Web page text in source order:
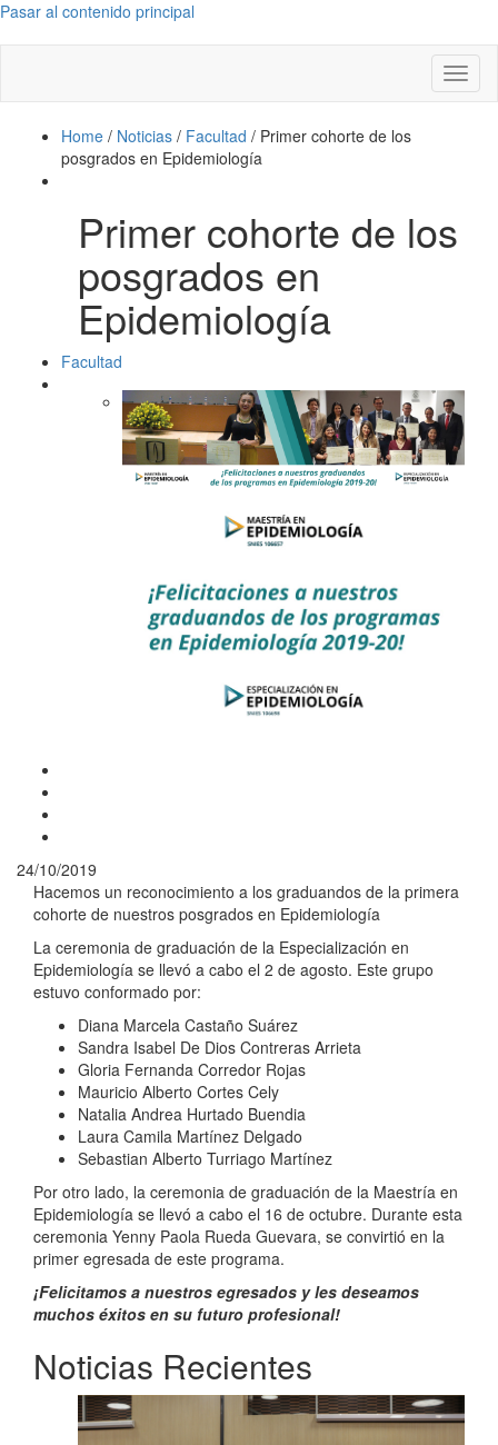
Pasar al contenido principal
Home / Noticias / Facultad / Primer cohorte de los
posgrados en Epidemiología
Primer cohorte de los
posgrados en
Epidemiología
Facultad
24/10/2019
Hacemos un reconocimiento a los graduandos de la primera
cohorte de nuestros posgrados en Epidemiología
La ceremonia de graduación de la Especialización en
Epidemiología se llevó a cabo el 2 de agosto. Este grupo
estuvo conformado por:
Diana Marcela Castaño Suárez
Sandra Isabel De Dios Contreras Arrieta
Gloria Fernanda Corredor Rojas
Mauricio Alberto Cortes Cely
Natalia Andrea Hurtado Buendia
Laura Camila Martínez Delgado
Sebastian Alberto Turriago Martínez
Por otro lado, la ceremonia de graduación de la Maestría en
Epidemiología se llevó a cabo el 16 de octubre. Durante esta
ceremonia Yenny Paola Rueda Guevara, se convirtió en la
primer egresada de este programa.
¡Felicitamos a nuestros egresados y les deseamos
muchos éxitos en su futuro profesional!
Noticias Recientes